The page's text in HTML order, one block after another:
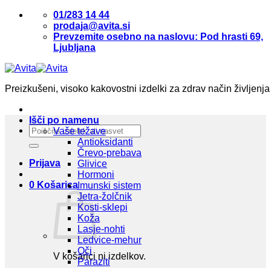
Skoči
01/283 14 44
prodaja@avita.si
Prevzemite osebno na naslovu: Pod hrasti 69,
Ljubljana
Preizkušeni, visoko kakovostni izdelki za zdrav način življenja
Išči:
Prijava
0 Košarica
V košarici ni izdelkov.
Išči po namenu
Vaše težave
Antioksidanti
Črevo-prebava
Glivice
Hormoni
Imunski sistem
Jetra-žolčnik
Kosti-sklepi
Koža
Lasje-nohti
Ledvice-mehur
Oči
Paraziti